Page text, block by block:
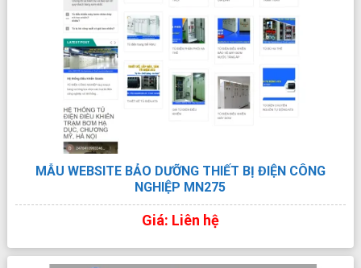
MẪU WEBSITE BẢO DƯỠNG THIẾT BỊ ĐIỆN CÔNG
NGHIỆP MN275
Giá: Liên hệ